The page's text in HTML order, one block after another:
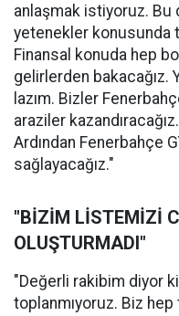
anlaşmak istiyoruz. Bu
yetenekler konusunda
Finansal konuda hep
gelirlerden bakacağız.
lazım. Bizler
araziler
Ardından Fenerbahçe
sağlayacağız."
"BİZİM LİSTEMİZİ
OLUŞTURMADI"
"Değerli rakibim diyor
toplanmıyoruz. Biz